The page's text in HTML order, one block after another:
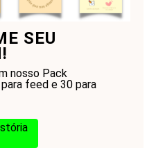
SEU
nosso Pack
feed e 30 para